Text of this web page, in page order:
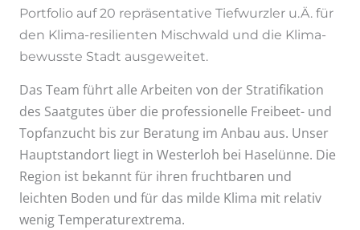
Portfolio auf 20 repräsentative Tiefwurzler u.Ä. für
den Klima-resilienten Mischwald und die Klima-
bewusste Stadt ausgeweitet.
Das Team führt alle Arbeiten von der Stratifikation
des Saatgutes über die professionelle Freibeet- und
Topfanzucht bis zur Beratung im Anbau aus. Unser
Hauptstandort liegt in Westerloh bei Haselünne. Die
Region ist bekannt für ihren fruchtbaren und
leichten Boden und für das milde Klima mit relativ
wenig Temperaturextrema.